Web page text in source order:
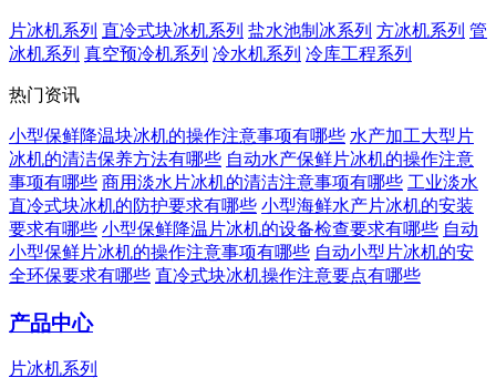
片冰机系列 直冷式块冰机系列 盐水池制冰系列 方冰机系列 管
冰机系列 真空预冷机系列 冷水机系列 冷库工程系列
热门资讯
小型保鲜降温块冰机的操作注意事项有哪些 水产加工大型片
冰机的清洁保养方法有哪些 自动水产保鲜片冰机的操作注意
事项有哪些 商用淡水片冰机的清洁注意事项有哪些 工业淡水
直冷式块冰机的防护要求有哪些 小型海鲜水产片冰机的安装
要求有哪些 小型保鲜降温片冰机的设备检查要求有哪些 自动
小型保鲜片冰机的操作注意事项有哪些 自动小型片冰机的安
全环保要求有哪些 直冷式块冰机操作注意要点有哪些
产品中心
片冰机系列